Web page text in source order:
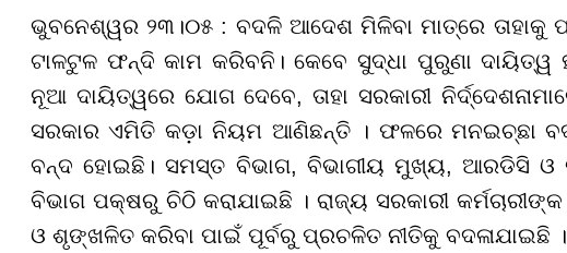
ଭୁବନେଶ୍ୱର ୨୩।୦୫ : ବଦଳି ଆଦେଶ ମିଳିବା ମାତ୍ରେ
ଟାଳଟୁଳ ଫନ୍ଦି କାମ କରିବନି। କେବେ ସୁଦ୍ଧା ପୁରୁଣା ଦାୟିତ୍ୱ
ନୂଆ ଦାୟିତ୍ୱରେ ଯୋଗ ଦେବେ, ତାହା ସରକାରୀ
ସରକାର ଏମିତି କଡ଼ା ନିୟମ ଆଣିଛନ୍ତି । ଫଳରେ ମନଇଚ୍ଛା
ବନ୍ଦ ହୋଇଛି। ସମସ୍ତ ବିଭାଗ, ବିଭାଗୀୟ ମୁଖ୍ୟ, ଆରଡିସି ଓ
ବିଭାଗ ପକ୍ଷରୁ ଚିଠି କରାଯାଇଛି । ରାଜ୍ୟ ସରକାରୀ
ଓ ଶୃଙ୍ଖଳିତ କରିବା ପାଇଁ ପୂର୍ବରୁ ପ୍ରଚଳିତ ନୀତିକୁ ବଦଳାଯାଇଛି ।